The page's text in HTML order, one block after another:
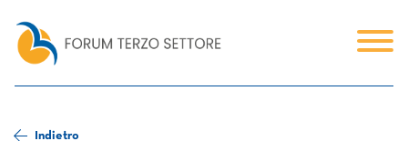
Indietro